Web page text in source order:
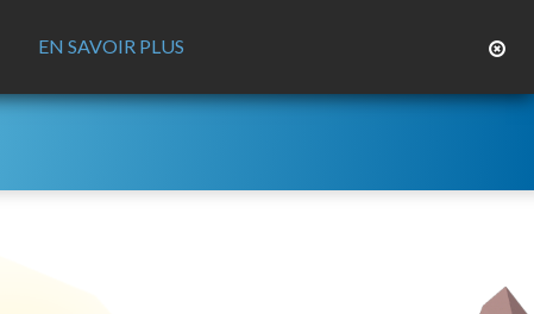
EN SAVOIR PLUS